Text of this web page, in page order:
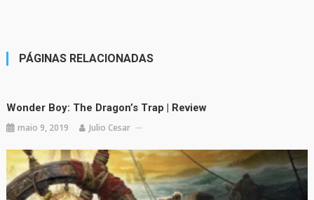
PÁGINAS RELACIONADAS
Wonder Boy: The Dragon’s Trap | Review
maio 9, 2019 Julio Cesar